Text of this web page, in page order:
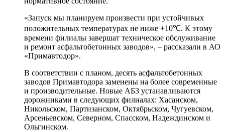
«Запуск мы планируем произвести при устойчивых
положительных температурах не ниже +10℃. К этому
времени филиалы завершат техническое обслуживание
и ремонт асфальтобетонных заводов», – рассказали в АО
«Примавтодор».
В соответствии с планом, десять асфальтобетонных
заводов Примавтодора заменены на более современные
и производительные. Новые АБЗ устанавливаются
дорожниками в следующих филиалах: Хасанском,
Никольском, Партизанском, Октябрьском, Чугуевском,
Арсеньевском, Северном, Спасском, Надеждинском и
Ольгинском.